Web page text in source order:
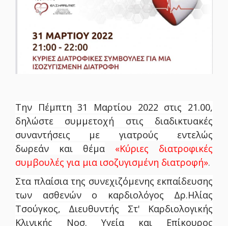
Την Πέμπτη 31 Μαρτίου 2022 στις 21.00,
δηλώστε συμμετοχή στις διαδικτυακές
συναντήσεις με γιατρούς εντελώς
δωρεάν και θέμα «Κύριες διατροφικές
συμβουλές για μια ισοζυγισμένη διατροφή».
Στα πλαίσια της συνεχιζόμενης εκπαίδευσης
των ασθενών ο καρδιολόγος Δρ.Ηλίας
Τσούγκος, Διευθυντής Στ' Καρδιολογικής
Κλινικής Νοσ. Υγεία και Επίκουρος